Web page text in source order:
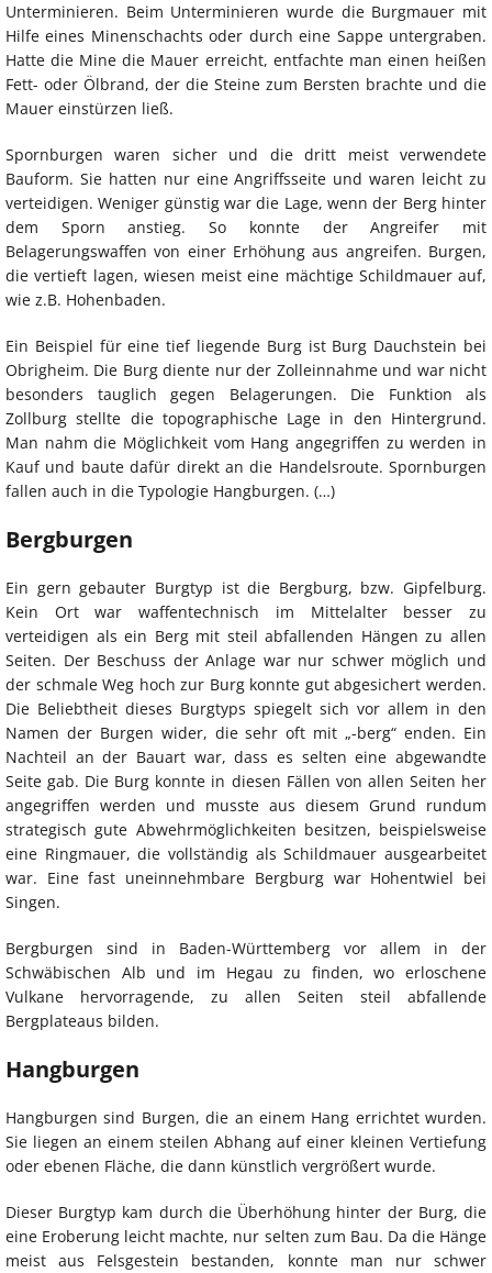
Unterminieren. Beim Unterminieren wurde die Burgmauer mit
Hilfe eines Minenschachts oder durch eine Sappe untergraben.
Hatte die Mine die Mauer erreicht, entfachte man einen heißen
Fett- oder Ölbrand, der die Steine zum Bersten brachte und die
Mauer einstürzen ließ.
Spornburgen waren sicher und die dritt meist verwendete
Bauform. Sie hatten nur eine Angriffsseite und waren leicht zu
verteidigen. Weniger günstig war die Lage, wenn der Berg hinter
dem Sporn anstieg. So konnte der Angreifer mit
Belagerungswaffen von einer Erhöhung aus angreifen. Burgen,
die vertieft lagen, wiesen meist eine mächtige Schildmauer auf,
wie z.B. Hohenbaden.
Ein Beispiel für eine tief liegende Burg ist Burg Dauchstein bei
Obrigheim. Die Burg diente nur der Zolleinnahme und war nicht
besonders tauglich gegen Belagerungen. Die Funktion als
Zollburg stellte die topographische Lage in den Hintergrund.
Man nahm die Möglichkeit vom Hang angegriffen zu werden in
Kauf und baute dafür direkt an die Handelsroute. Spornburgen
fallen auch in die Typologie Hangburgen. (…)
Bergburgen
Ein gern gebauter Burgtyp ist die Bergburg, bzw. Gipfelburg.
Kein Ort war waffentechnisch im Mittelalter besser zu
verteidigen als ein Berg mit steil abfallenden Hängen zu allen
Seiten. Der Beschuss der Anlage war nur schwer möglich und
der schmale Weg hoch zur Burg konnte gut abgesichert werden.
Die Beliebtheit dieses Burgtyps spiegelt sich vor allem in den
Namen der Burgen wider, die sehr oft mit „-berg“ enden. Ein
Nachteil an der Bauart war, dass es selten eine abgewandte
Seite gab. Die Burg konnte in diesen Fällen von allen Seiten her
angegriffen werden und musste aus diesem Grund rundum
strategisch gute Abwehrmöglichkeiten besitzen, beispielsweise
eine Ringmauer, die vollständig als Schildmauer ausgearbeitet
war. Eine fast uneinnehmbare Bergburg war Hohentwiel bei
Singen.
Bergburgen sind in Baden-Württemberg vor allem in der
Schwäbischen Alb und im Hegau zu finden, wo erloschene
Vulkane hervorragende, zu allen Seiten steil abfallende
Bergplateaus bilden.
Hangburgen
Hangburgen sind Burgen, die an einem Hang errichtet wurden.
Sie liegen an einem steilen Abhang auf einer kleinen Vertiefung
oder ebenen Fläche, die dann künstlich vergrößert wurde.
Dieser Burgtyp kam durch die Überhöhung hinter der Burg, die
eine Eroberung leicht machte, nur selten zum Bau. Da die Hänge
meist aus Felsgestein bestanden, konnte man nur schwer